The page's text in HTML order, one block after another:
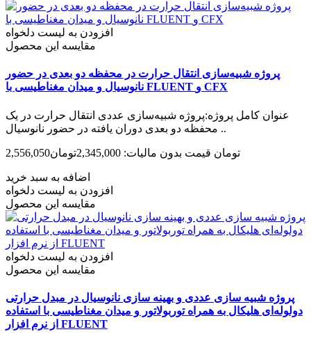
افزودن به لیست دلخواه
مقایسه این محصول
پروژه شبیه‌سازی انتقال حرارت در محفظه دو بعدی در حضور
نانوسیال و میدان مغناطیسی با FLUENT و CFX
عنوان کامل پروژه:پروژه شبیه‌سازی عددی انتقال حرارت در یک
محفظه دو بعدی دوران یافته در حضور نانوسیال ..
2,556,050تومان قیمت بدون مالیات: 2,345,000تومان
اضافه به سبد خرید
افزودن به لیست دلخواه
مقایسه این محصول
افزودن به لیست دلخواه
مقایسه این محصول
پروژه شبیه سازی عددی و بهینه سازی نانوسیال در مبدل حرارتی
دولوله‌ای هلیکال به همراه توربولاتور و میدان مغناطیسی با استفاده
از نرم افزار FLUENT